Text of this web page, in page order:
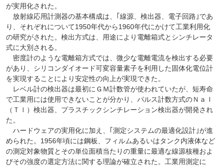
が実用化された。
放射線応用計測器の基本構成は、｢線源、検出器、電子回路｣であ
り、それぞれについて1950年代から1960年代にかけて工業利用化
の研究がされた。検出方式は、用途により電離箱式とシンチレータ
式に大別される。
密度計のような電離箱方式では、微少な電離電流を検出する必要
があり、シリコンダイオード可変容量素子を利用した固体化電位計
を実現することにより安定性の向上が実現できた。
レベル計の検出器は最初にＧＭ計数管が使われていたが、短寿命
で工業用には使用できないことが分かり、パルス計数方式のＮａＩ
（Ｔｌ）検出器、プラスチックシンチレーション検出器が開発され
た。
ハードウェアの実用化に加え、｢測定システムの最適化設計｣が進
められた。1956年頃には鋼板、フィルムあるいはタンク内液体など
の測定対象物質とその単位面積当たりの重量に最適な線源核種およ
びその強度の選定方法に関する理論が確立された。工業用測定に